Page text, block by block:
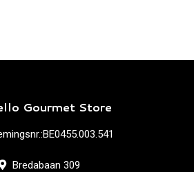
Gourmet Store
Bredabaan 309